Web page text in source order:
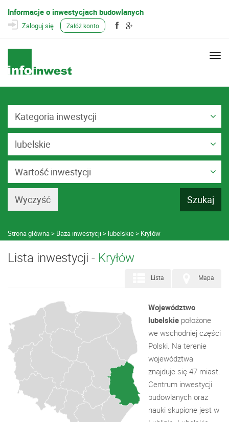
Informacje o inwestycjach budowlanych
Zaloguj się Załóż konto
Kategoria inwestycji
lubelskie
Wartość inwestycji
Strona główna Baza inwestycji lubelskie Kryłów
Lista inwestycji - Kryłów
Mapa
Lista
Województwo
lubelskie położone
we wschodniej części
Polski. Na terenie
województwa
znajduje się 47 miast.
Centrum inwestycji
budowlanych oraz
nauki skupione jest w